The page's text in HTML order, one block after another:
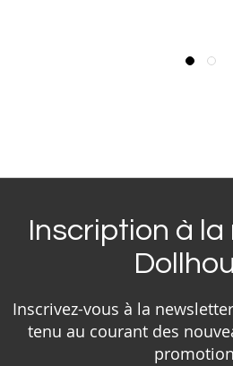
Inscription à
Inscrivez-vous à la
tenu au courant des